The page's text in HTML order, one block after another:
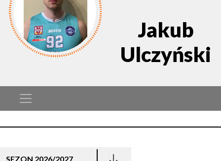
Jakub
Ulczyński
SEZON 2026/2027